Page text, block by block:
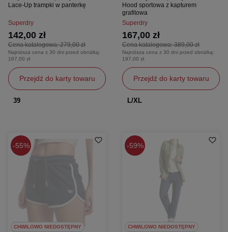
Lace-Up trampki w panterkę
Superdry
Cena katalogowa:279,00 zł
142,00 zł
Najniższa cena z 30 dni przed obniżką:
167,00 zł
Przejdź do karty towaru
39
Hood sportowa z kapturem
grafitowa
Superdry
Cena katalogowa:389,00 zł
167,00 zł
Najniższa cena z 30 dni przed obniżką:
197,00 zł
Przejdź do karty towaru
L/XL
55%
CHWILOWO NIEDOSTĘPNY
59%
CHWILOWO NIEDOSTĘPNY